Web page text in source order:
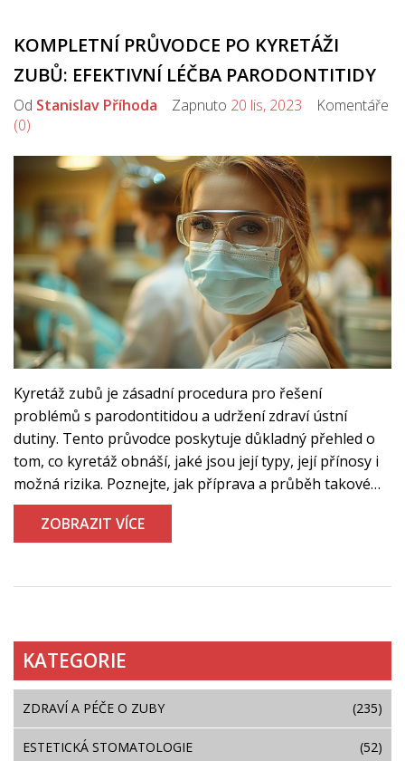
KOMPLETNÍ PRŮVODCE PO KYRETÁŽI
ZUBŮ: EFEKTIVNÍ LÉČBA PARODONTITIDY
Od Stanislav Příhoda Zapnuto 20 lis, 2023 Komentáře
(0)
Kyretáž zubů je zásadní procedura pro řešení
problémů s parodontitidou a udržení zdraví ústní
dutiny. Tento průvodce poskytuje důkladný přehled o
tom, co kyretáž obnáší, jaké jsou její typy, její přínosy i
možná rizika. Poznejte, jak příprava a průběh takové
léčby vypadají a jaké jsou doporučení pro
rekonvalescenci a dlouhodobou péči o ústní hygienu
ZOBRAZIT VÍCE
KATEGORIE
ZDRAVÍ A PÉČE O ZUBY (235)
ESTETICKÁ STOMATOLOGIE (52)